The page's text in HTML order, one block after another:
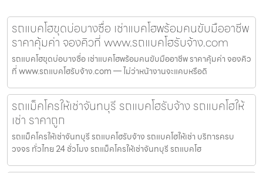
รถแบคโฮขุดบ่อบางซื่อ เช่าแบคโฮพร้อมคนขับมืออาชีพ
ราคาคุ้มค่า จองคิวที่ www.รถแบคโฮรับจ้าง.com
รถแบคโฮขุดบ่อบางซื่อ เช่าแบคโฮพร้อมคนขับมืออาชีพ ราคาคุ้มค่า จองคิว
ที่ www.รถแบคโฮรับจ้าง.com — ไม่ว่าหน้างานจะแคบหรือดิ
รถแม็คโครให้เช่าจันทบุรี รถแบคโฮรับจ้าง รถแบคโฮให้
เช่า ราคาถูก
รถแม็คโครให้เช่าจันทบุรี รถแบคโฮรับจ้าง รถแบคโฮให้เช่า บริการครบ
วงจร ทั่วไทย 24 ชั่วโมง รถแม็คโครให้เช่าจันทบุรี รถแบคโฮ